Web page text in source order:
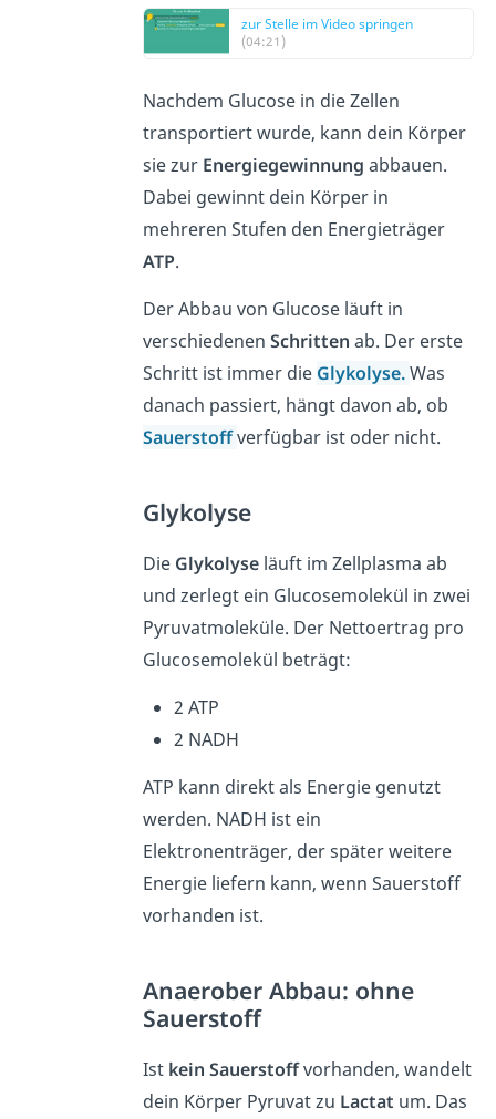
zur Stelle im Video springen
(04:21)
Nachdem Glucose in die Zellen
transportiert wurde, kann dein Körper
sie zur Energiegewinnung abbauen.
Dabei gewinnt dein Körper in
mehreren Stufen den Energieträger
ATP.
Der Abbau von Glucose läuft in
verschiedenen Schritten ab. Der erste
Schritt ist immer die Glykolyse.Was
danach passiert, hängt davon ab, ob
Sauerstoffverfügbar ist oder nicht.
Glykolyse
Die Glykolyseläuft im Zellplasma ab
und zerlegt ein Glucosemolekül in zwei
Pyruvatmoleküle. Der Nettoertrag pro
Glucosemolekül beträgt:
2 ATP
2 NADH
ATP kann direkt als Energie genutzt
werden. NADH ist ein
Elektronenträger, der später weitere
Energie liefern kann, wenn Sauerstoff
vorhanden ist.
Anaerober Abbau: ohne
Sauerstoff
Ist kein Sauerstoffvorhanden, wandelt
dein Körper Pyruvat zu Lactat um. Das